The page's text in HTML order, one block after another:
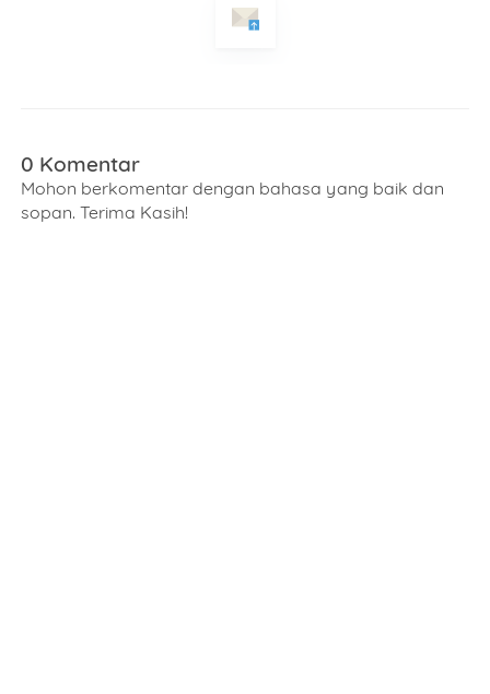
0 Komentar
Mohon berkomentar dengan bahasa yang baik dan
sopan. Terima Kasih!